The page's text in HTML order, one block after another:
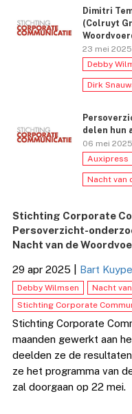
Dimitri
(Colruyt
23 mei
Debby
Dirk
delen hun
06 mei
Auxipress
Nacht van
Stichting Corporate
Persoverzicht-
Nacht van de
29 apr 2025 Bart
Debby Wilmsen Nacht
Stichting Corporate
Stichting Corporate
maanden gewerkt aan
deelden ze de
ze het programma van
zal doorgaan op 22 mei.